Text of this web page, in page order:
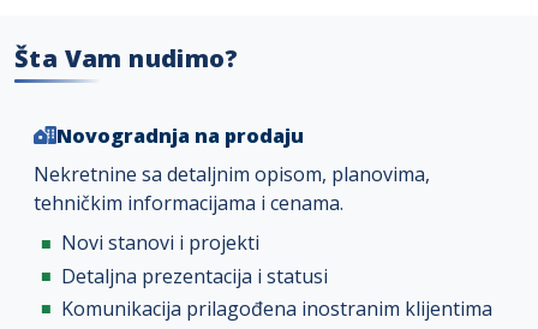
Šta Vam nudimo?
Novogradnja na prodaju
Nekretnine sa detaljnim opisom, planovima,
tehničkim informacijama i cenama.
Novi stanovi i projekti
Detaljna prezentacija i statusi
Komunikacija prilagođena inostranim klijentima